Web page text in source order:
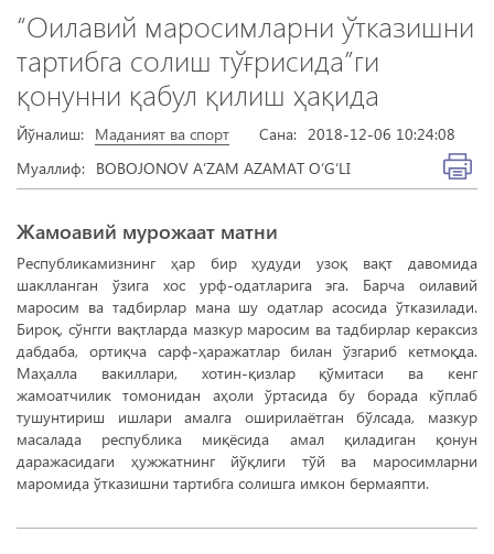
“Оилавий маросимларни ўтказишни
тартибга солиш тўғрисида”ги
қонунни қабул қилиш ҳақида
Йўналиш: Маданият ва спорт Сана: 2018-12-06 10:24:08
Муаллиф: BOBOJONOV A’ZAM AZAMAT O‘G‘LI
Жамоавий мурожаат матни
Республикамизнинг ҳар бир ҳудуди узоқ вақт давомида
шаклланган ўзига хос урф-одатларига эга. Барча оилавий
маросим ва тадбирлар мана шу одатлар асосида ўтказилади.
Бироқ, сўнгги вақтларда мазкур маросим ва тадбирлар кераксиз
дабдаба, ортиқча сарф-ҳаражатлар билан ўзгариб кетмоқда.
Маҳалла вакиллари, хотин-қизлар қўмитаси ва кенг
жамоатчилик томонидан аҳоли ўртасида бу борада кўплаб
тушунтириш ишлари амалга оширилаётган бўлсада, мазкур
масалада республика миқёсида амал қиладиган қонун
даражасидаги ҳужжатнинг йўқлиги тўй ва маросимларни
маромида ўтказишни тартибга солишга имкон бермаяпти.